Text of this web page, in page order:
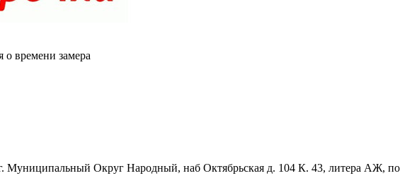
времени замера
Муниципальный Округ Народный, наб Октябрьская д. 104 К. 43, литера АЖ,